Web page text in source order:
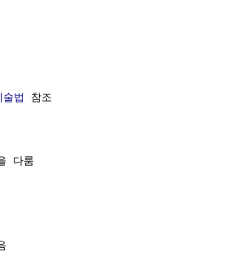
법 참조
다룸